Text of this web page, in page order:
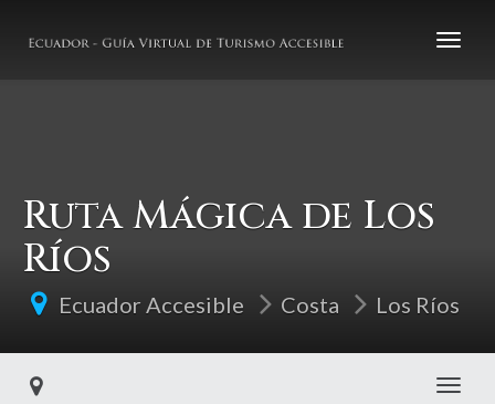
Ruta Mágica de Los
Ríos
Ecuador Accesible Costa Los Ríos